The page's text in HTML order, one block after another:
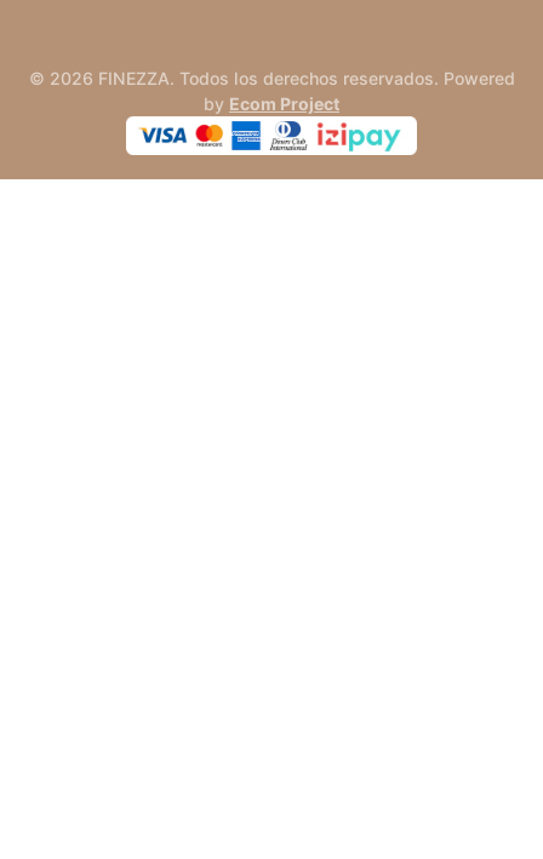
© 2026 FINEZZA. Todos los derechos reservados. Powered
by Ecom Project